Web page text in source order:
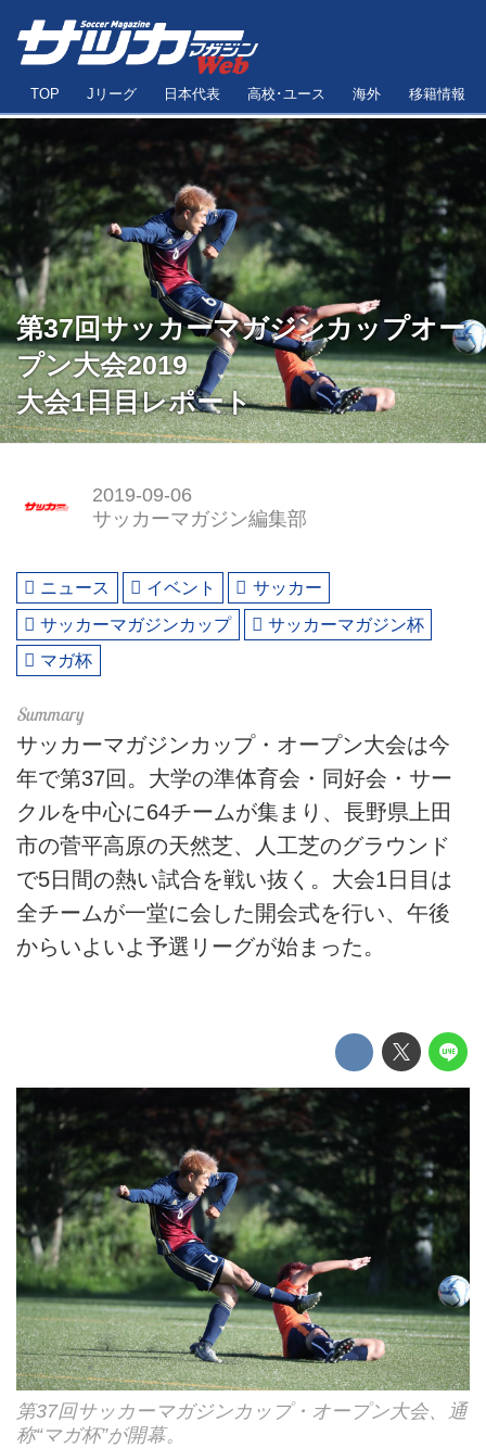
TOP Jリーグ 日本代表 高校･ユース 海外 移籍情報
第37回サッカーマガジンカップオー
プン大会2019
大会1日目レポート
2019-09-06
サッカーマガジン編集部
ニュース イベント
サッカー
サッカーマガジンカップ
サッカーマガジン杯
マガ杯
サッカーマガジンカップ・オープン大会は今
年で第37回。大学の準体育会・同好会・サー
クルを中心に64チームが集まり、長野県上田
市の菅平高原の天然芝、人工芝のグラウンド
で5日間の熱い試合を戦い抜く。大会1日目は
全チームが一堂に会した開会式を行い、午後
からいよいよ予選リーグが始まった。
第37回サッカーマガジンカップ・オープン大会、通
称“マガ杯”が開幕。